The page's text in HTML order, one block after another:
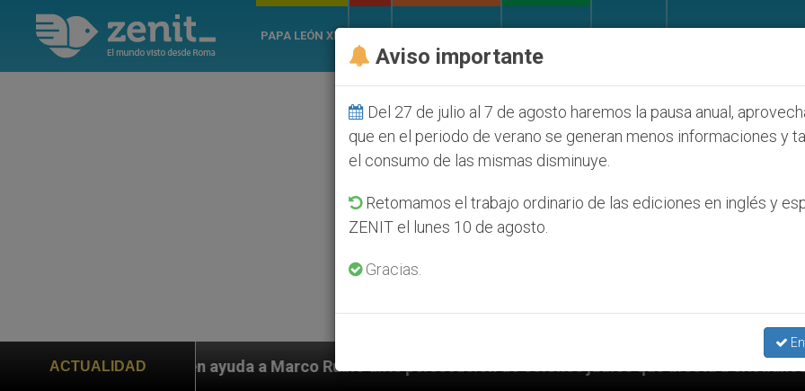
PAPA LEÓN XIV
ACTUALIDAD
ayuda a Marco Rubio ante persecución de colonos judíos que afecta a cristianos (y no sólo) en Tierra
Aviso importante
Del 27 de julio al 7 de agosto haremos la pausa anual,
que en el periodo de verano se generan menos informaciones y
el consumo de las mismas disminuye.
Retomamos el trabajo ordinario de las ediciones en inglés y
ZENIT el lunes 10 de agosto.
Gracias.